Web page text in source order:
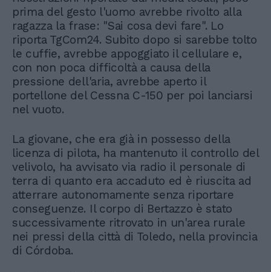
prima del gesto l'uomo avrebbe rivolto alla
ragazza la frase: "Sai cosa devi fare". Lo
riporta TgCom24. Subito dopo si sarebbe tolto
le cuffie, avrebbe appoggiato il cellulare e,
con non poca difficoltà a causa della
pressione dell'aria, avrebbe aperto il
portellone del Cessna C-150 per poi lanciarsi
nel vuoto.
La giovane, che era già in possesso della
licenza di pilota, ha mantenuto il controllo del
velivolo, ha avvisato via radio il personale di
terra di quanto era accaduto ed è riuscita ad
atterrare autonomamente senza riportare
conseguenze. Il corpo di Bertazzo è stato
successivamente ritrovato in un'area rurale
nei pressi della città di Toledo, nella provincia
di Córdoba.